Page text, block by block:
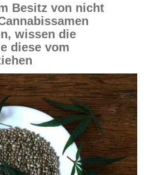
Besitz von nicht
wissen die
diese vom